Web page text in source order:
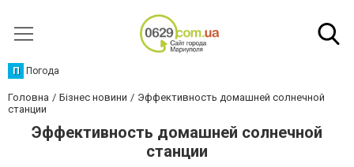
П Погода
Головна Бізнес новини
Эффективность домашней солнечной
станции
Эффективность домашней солнечной
станции